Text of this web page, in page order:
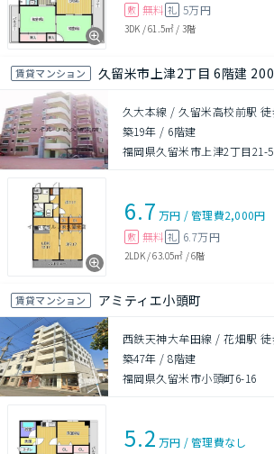
敷 無料 礼 5万円
3DK /61.5㎡ / 3階
賃貸マンション 久留米市上津2丁目 6階建
久大本線 / 久留米高校前駅 徒
築19年 / 6階建
福岡県久留米市上津2丁目21-5
6.7 万円 /管理費2,000円
敷 無料 礼 6.7万円
2LDK/63.05㎡ /6階
賃貸マンション アミティエ小頭町
西鉄天神大牟田線 / 花畑駅 徒
築47年 /8階建
福岡県久留米市小頭町6-16
5.2 万円 /管理費なし